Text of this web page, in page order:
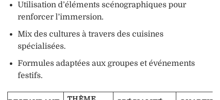
Utilisation d’éléments scénographiques pour
renforcer l’immersion.
Mix des cultures à travers des cuisines
spécialisées.
Formules adaptées aux groupes et événements
festifs.